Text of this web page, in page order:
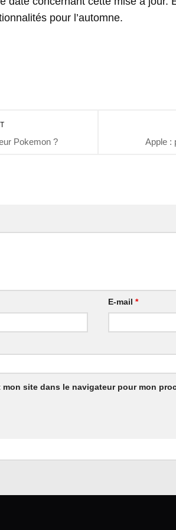
pour l’automne.
Apple :
Pokemon ?
E-mail*
site dans le navigateur pour mon